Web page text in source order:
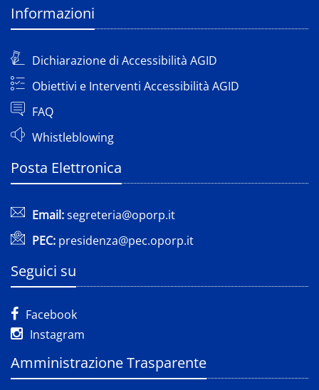
Informazioni
Dichiarazione di Accessibilità AGID
Obiettivi e Interventi Accessibilità AGID
FAQ
Whistleblowing
Posta Elettronica
Email:segreteria@oporp.it
PEC: presidenza@pec.oporp.it
Seguici su
Facebook
Instagram
Amministrazione Trasparente